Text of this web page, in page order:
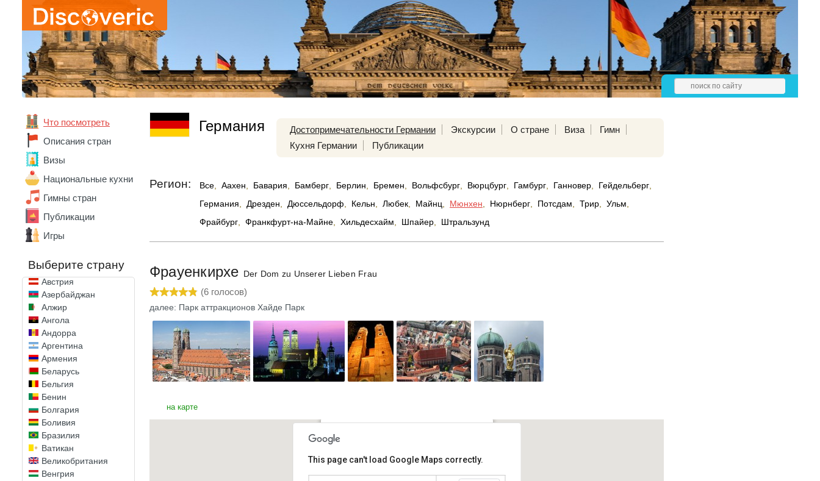
Что посмотреть
Описания стран
Визы
Национальные кухни
Гимны стран
Публикации
Игры
Выберите страну
Австралия
Австрия
Азербайджан
Алжир
Ангола
Андорра
Аргентина
Армения
Беларусь
Бельгия
Бенин
Болгария
Боливия
Бразилия
Ватикан
Великобритания
Венгрия
Германия Достопримечательности Германии Экскурсии О стране Виза
Гимн
Кухня Германии
Публикации
Регион: Все Аахен Бавария Бамберг Берлин Бремен Вольфсбург Вюрцбург Гамбург Ганновер Гейдельберг
Германия
Дрезден Дюссельдорф Кельн Любек Майнц Мюнхен Нюрнберг Потсдам Трир Ульм
Фрайбург
Франкфурт-на-Майне Хильдесхайм Шпайер Штральзунд
Фрауенкирхе Der Dom zu Unserer Lieben Frau
(6 голосов)
далее: Парк аттракционов Хайде Парк
на карте
Германия, Мюнхен
This page can't load Google Maps correctly.